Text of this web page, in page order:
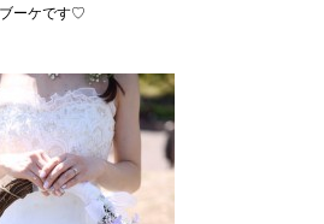
ーケです♡